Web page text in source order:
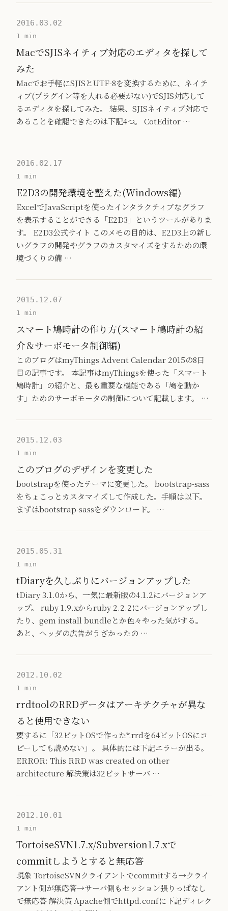
2016.03.02
1 min
MacでSJISネイティブ対応のエディタを探して
みた
Macでお手軽にSJISとUTF-8を変換するために、ネイテ
ィブ(プラグイン等を入れる必要がない)でSJIS対応して
るエディタを探してみた。 結果、SJISネイティブ対応で
あることを確認できたのは下記4つ。 CotEditor …
2016.02.17
1 min
E2D3の開発環境を整えた(Windows編)
ExcelでJavaScriptを使ったインタラクティブなグラフ
を表示することができる「E2D3」というツールがありま
す。 E2D3公式サイト このメモの目的は、E2D3上の新し
いグラフの開発やグラフのカスタマイズをするための環
境づくりの備 …
2015.12.07
1 min
スマート鳩時計の作り方(スマート鳩時計の紹
介＆サーボモータ制御編)
このブログはmyThings Advent Calendar 2015の8日
目の記事です。 本記事はmyThingsを使った「スマート
鳩時計」の紹介と、最も重要な機能である「鳩を動か
す」ためのサーボモータの制御について記載します。 …
2015.12.03
1 min
このブログのデザインを変更した
bootstrapを使ったテーマに変更した。 bootstrap-sass
をちょこっとカスタマイズして作成した。手順は以下。
まずはbootstrap-sassをダウンロード。 …
2015.05.31
1 min
tDiaryを久しぶりにバージョンアップした
tDiary 3.1.0から、一気に最新版の4.1.2にバージョンア
ップ。 ruby 1.9.xからruby 2.2.2にバージョンアップし
たり、gem install bundleとか色々やった気がする。
あと、ヘッダの広告がうざかったの …
2012.10.02
1 min
rrdtoolのRRDデータはアーキテクチャが異な
ると使用できない
要するに「32ビットOSで作った*.rrdを64ビットOSにコ
ピーしても読めない」。 具体的には下記エラーが出る。
ERROR: This RRD was created on other
architecture 解決策は32ビットサーバ …
2012.10.01
1 min
TortoiseSVN1.7.x/Subversion1.7.xで
commitしようとすると無応答
現象 TortoiseSVNクライアントでcommitする→クライ
アント側が無応答→サーバ側もセッション張りっぱなし
で無応答 解決策 Apache側でhttpd.confに下記ディレク